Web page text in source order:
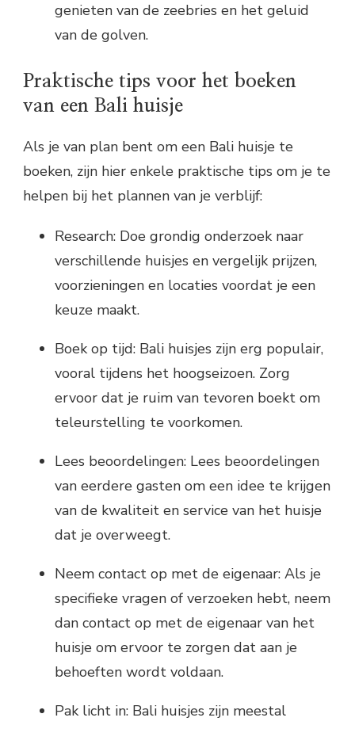
genieten van de zeebries en het geluid
van de golven.
Praktische tips voor het boeken
van een Bali huisje
Als je van plan bent om een Bali huisje te
boeken, zijn hier enkele praktische tips om je te
helpen bij het plannen van je verblijf:
Research: Doe grondig onderzoek naar
verschillende huisjes en vergelijk prijzen,
voorzieningen en locaties voordat je een
keuze maakt.
Boek op tijd: Bali huisjes zijn erg populair,
vooral tijdens het hoogseizoen. Zorg
ervoor dat je ruim van tevoren boekt om
teleurstelling te voorkomen.
Lees beoordelingen: Lees beoordelingen
van eerdere gasten om een idee te krijgen
van de kwaliteit en service van het huisje
dat je overweegt.
Neem contact op met de eigenaar: Als je
specifieke vragen of verzoeken hebt, neem
dan contact op met de eigenaar van het
huisje om ervoor te zorgen dat aan je
behoeften wordt voldaan.
Pak licht in: Bali huisjes zijn meestal